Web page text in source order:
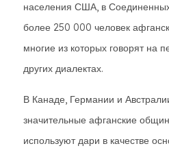
населения США, в
более 250 000 человек
многие из которых говорят на
других диалектах.
В Канаде, Германии и
значительные афганские
используют дари в качестве